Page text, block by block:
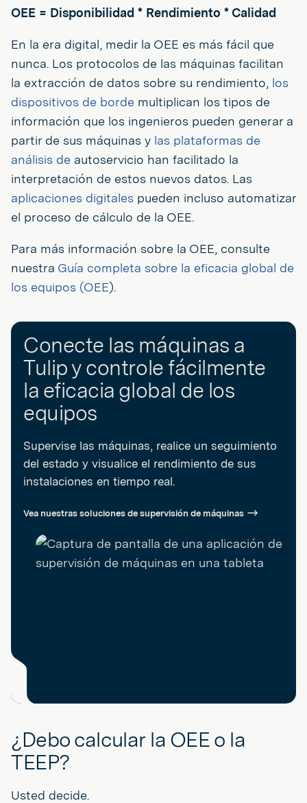
OEE = Disponibilidad * Rendimiento * Calidad
En la era digital, medir la OEE es más fácil que
nunca. Los protocolos de las máquinas facilitan
la extracción de datos sobre su rendimiento, los
dispositivos de borde multiplican los tipos de
información que los ingenieros pueden generar a
partir de sus máquinas y las plataformas de
análisis de autoservicio han facilitado la
interpretación de estos nuevos datos. Las
aplicaciones digitales pueden incluso automatizar
el proceso de cálculo de la OEE.
Para más información sobre la OEE, consulte
nuestra Guía completa sobre la eficacia global de
los equipos (OEE).
Conecte las máquinas a
Tulip y controle fácilmente
la eficacia global de los
equipos
Supervise las máquinas, realice un seguimiento
del estado y visualice el rendimiento de sus
instalaciones en tiempo real.
Vea nuestras soluciones de supervisión de máquinas
¿Debo calcular la OEE o la
TEEP?
Usted decide.